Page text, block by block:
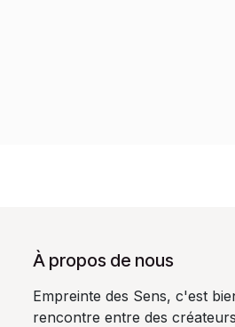
À propos de nous
Empreinte des Sens, c'est
rencontre entre des